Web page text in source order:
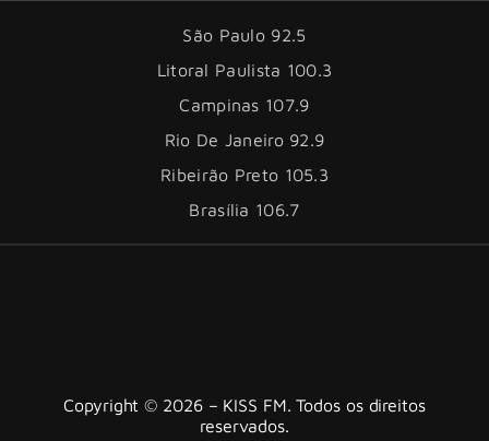
São Paulo 92.5
Litoral Paulista 100.3
Campinas 107.9
Rio De Janeiro 92.9
Ribeirão Preto 105.3
Brasília 106.7
Copyright © 2026 – KISS FM. Todos os direitos
reservados.